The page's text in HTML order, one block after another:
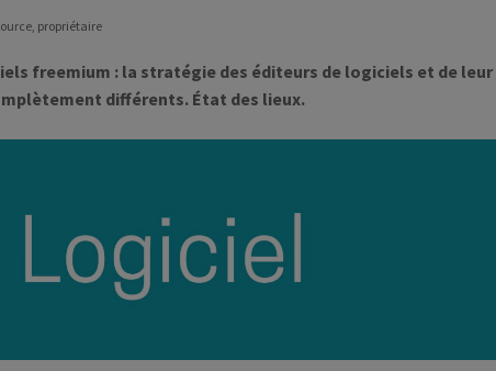
, propriétaire
freemium : la stratégie des éditeurs de logiciels et de leur
différents. État des lieux.